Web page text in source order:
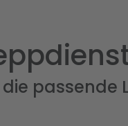
passende